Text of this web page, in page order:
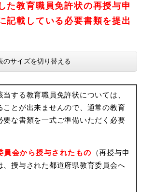
た教育職員免許状の再授与申
記載している必要書類を提出
のサイズを切り替える
する教育職員免許状については、
ことが出来ませんので、通常の教育
要な書類を一式ご準備いただく必要
員会から授与されたもの （再授与申
、授与された都道府県教育委員会へ